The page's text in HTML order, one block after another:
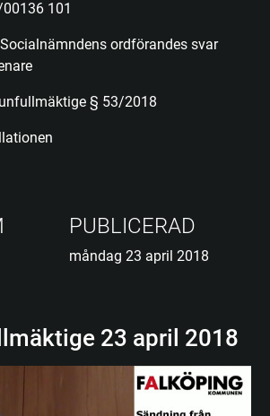
101
ordförandes svar
§ 53/2018
PUBLICERAD
måndag 23 april 2018
23 april 2018